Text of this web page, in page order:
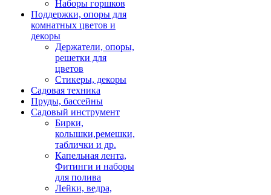
Наборы горшков
Поддержки, опоры для
комнатных цветов и
декоры
Держатели, опоры,
решетки для
цветов
Стикеры, декоры
Садовая техника
Пруды, бассейны
Садовый инструмент
Бирки,
колышки,ремешки,
таблички и др.
Капельная лента,
Фитинги и наборы
для полива
Лейки, ведра,